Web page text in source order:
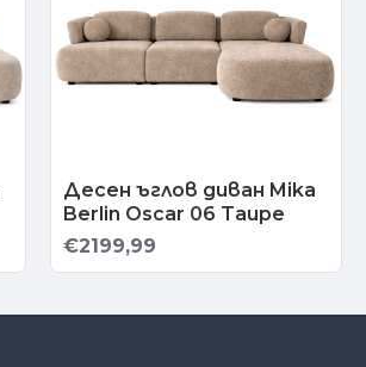
Десен ъглов диван Mika
Berlin Oscar 06 Taupe
€2199,99